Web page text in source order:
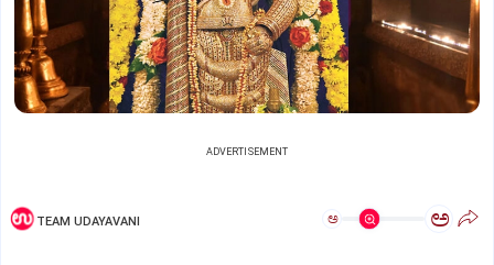
ADVERTISEMENT
TEAM UDAYAVANI ಅ ಅ